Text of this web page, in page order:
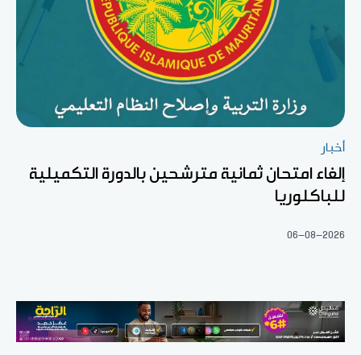
أخبار
إلغاء امتحان ثمانية مترشحين بالدورة التكميلية
للباكلوريا
06-08-2026